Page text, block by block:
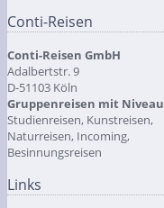
Conti-Reisen
Conti-Reisen GmbH
Adalbertstr. 9
D-51103 Köln
Gruppenreisen mit Niveau
Studienreisen, Kunstreisen,
Naturreisen, Incoming,
Besinnungsreisen
Links